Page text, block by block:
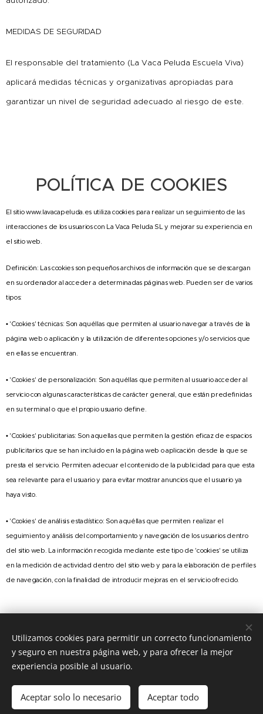
MEDIDAS DE SEGURIDAD
El responsable del tratamiento (La Vaca Peluda Escuela Viva)
aplicará medidas técnicas y organizativas apropiadas para
garantizar un nivel de seguridad adecuado al riesgo de este.
POLÍTICA DE COOKIES
El sitio www.lavacapeluda.es utiliza cookies para realizar un seguimiento de las
interacciones de los usuarios con La Vaca Peluda SL y mejorar su experiencia en
el sitio web.
Definición: Las cookies son pequeños archivos de información que se descargan
en su ordenador al acceder a determinadas páginas web. Pueden ser de varios
tipos:
• 'Cookies' técnicas: Son aquéllas que permiten al usuario navegar a través de la
página web o aplicación y la utilización de diferentes opciones y/o servicios que
en ellas se encuentran.
• 'Cookies' de personalización: Son aquéllas que permiten al usuario acceder al
servicio con algunas características de carácter general, que están predefinidas
en su terminal o que el propio usuario define.
• 'Cookies' publicitarias: Son aquellas que permiten la gestión eficaz de espacios
publicitarios que se han incluido en la página web o aplicación desde la que se
presta el servicio. Permiten adecuar el contenido de la publicidad para que esta
sea relevante para el usuario y para evitar mostrar anuncios que el usuario ya
haya visto.
• 'Cookies' de análisis estadístico: Son aquéllas que permiten realizar el
seguimiento y análisis del comportamiento y navegación de los usuarios dentro
del sitio web. La información recogida mediante este tipo de 'cookies' se utiliza
en la medición de actividad dentro del sitio web y para la elaboración de perfiles
de navegación, con la finalidad de introducir mejoras en el servicio ofrecido.
ESCUELA VIVA LA VACA PELUDA, Calle Bolivia 2, Villanueva de la
Cañada, 28691, Madrid (+34) 633 093 033
Creado conWebnode Cookies
¡Crea tu página web gratis! Comenzar
Utilizamos cookies para permitir un correcto funcionamiento
y seguro en nuestra página web, y para ofrecer la mejor
experiencia posible al usuario.
Aceptar solo lo necesario Aceptar todo